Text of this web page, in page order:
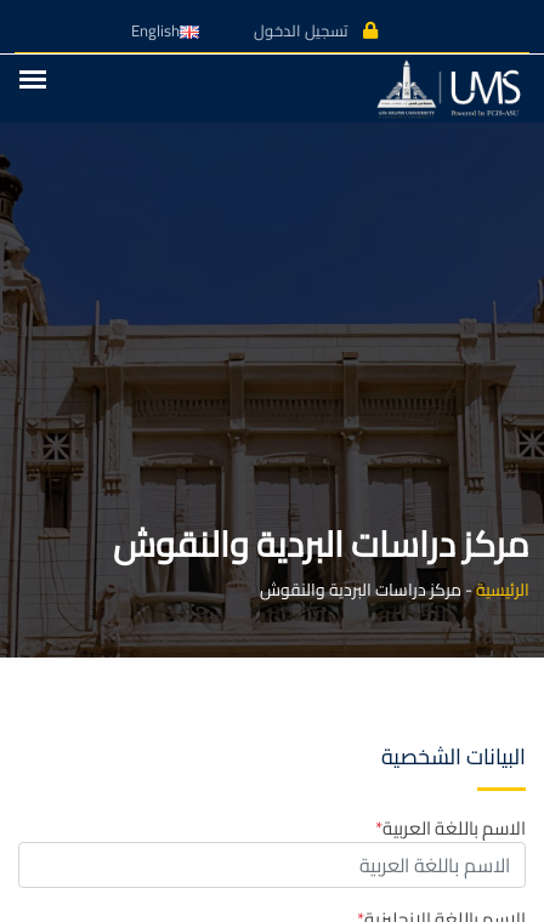
تسجيل الدخول English
مركز دراسات البردية والنقوش
الرئيسية-مركز دراسات البردية والنقوش
البيانات الشخصية
الاسم باللغة العربية